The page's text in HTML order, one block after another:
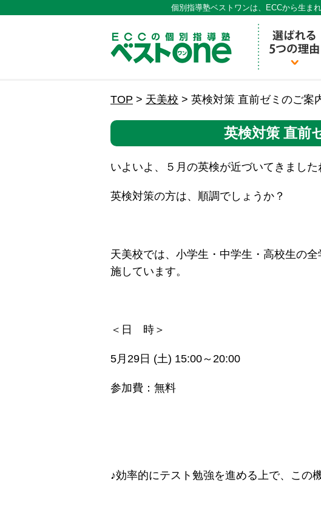
個別指導塾ベストワンは、ECCから生ま
ECCの個別指導
TOP > 天美校 > 英検対策 直前ゼミのご案
英検対策 直前
いよいよ、５月の英検が近づいてきました
英検対策の方は、順調でしょうか？
天美校では、小学生・中学生・高校生の
施しています。
＜日 時＞
5月29日 (土) 15:00～20:00
参加費：無料
♪効率的にテスト勉強を進める上で、この